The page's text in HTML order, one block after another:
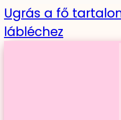
Ugrás a fő
lábléchez